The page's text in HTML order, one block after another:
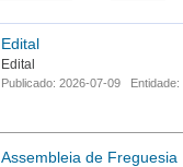
Edital
Edital
Publicado: 2026-07-09
Assembleia de Freguesia